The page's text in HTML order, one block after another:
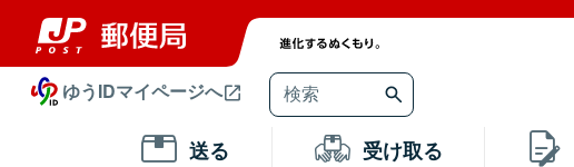
ゆうIDマイページへ
送る 受け取る